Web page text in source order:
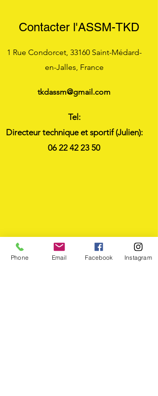
Contacter l'ASSM-TKD
1 Rue Condorcet, 33160 Saint-Médard-
en-Jalles, France
tkdassm@gmail.com
Tel:
Directeur technique et sportif (Julien):
06 22 42 23 50
Phone Email Facebook Instagram